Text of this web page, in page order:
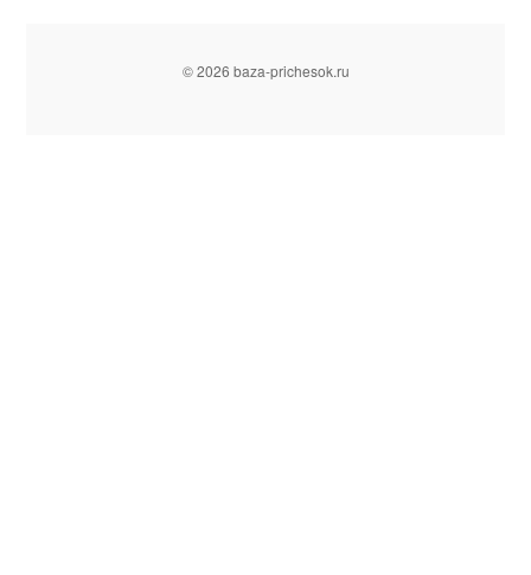
© 2026 baza-prichesok.ru